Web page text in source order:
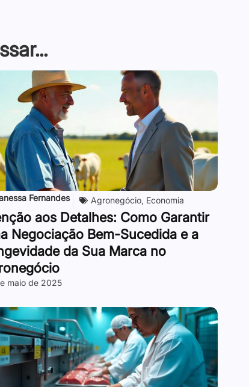
Fernandes Agronegócio, Economia
aos Detalhes: Como Garantir
Negociação Bem-Sucedida e a
da Sua Marca no
maio de 2025